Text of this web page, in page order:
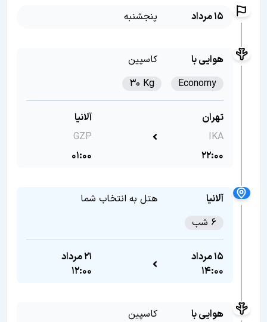
15 مرداد پنجشنبه
هوایی با
کاسپین
Economy
30 Kg
تهران
IKA
22:00
آلانیا
GZP
01:00
آلانیا
هتل به انتخاب شما
6 شب
15 مرداد
14:00
21 مرداد
12:00
هوایی با
کاسپین